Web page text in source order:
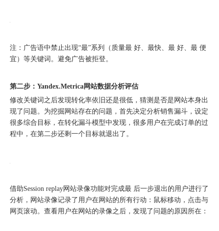
注：广告语中禁止出现“最”系列（质量最 好、最快、最 好、最 便
宜）等关键词。避免广告被拒登。
第二步：Yandex.Metrica网站数据分析评估
修改关键词之后发现转化率依旧还是很低，猜测是否是网站本身出
现了问题。为挖掘网站存在的问题，首先决定分析销售漏斗，设定
很多综合目标，在转化漏斗模型中发现，很多用户在完成订单的过
程中，在第二步还剩一个目标就退出了。
借助Session replay网站录像功能对完成最 后一步退出的用户进行了
分析，网站录像记录了用户在网站的所有行动：鼠标移动，点击与
网页滚动。查看用户在网站的录像之后，发现了问题的原因所在：